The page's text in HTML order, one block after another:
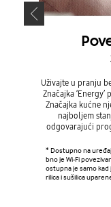
Uživajte u pranju
Značajka
Značajka kućne
najboljem
odgovarajući
* Dostupno na
bno je Wi-Fi
ostupna je samo kad
rilica i sušilica